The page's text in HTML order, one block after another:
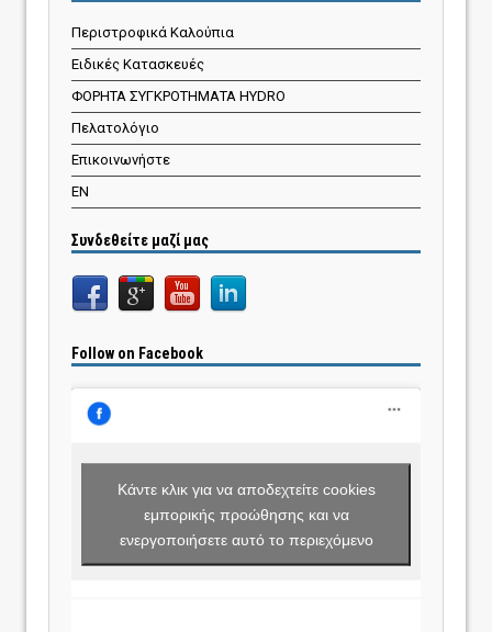
Περιστροφικά Καλούπια
Ειδικές Κατασκευές
ΦΟΡΗΤΑ ΣΥΓΚΡΟΤΗΜΑΤΑ HYDRO
Πελατολόγιο
Επικοινωνήστε
EN
Συνδεθείτε μαζί μας
Follow on Facebook
Κάντε κλικ για να αποδεχτείτε cookies
εμπορικής προώθησης και να
ενεργοποιήσετε αυτό το περιεχόμενο